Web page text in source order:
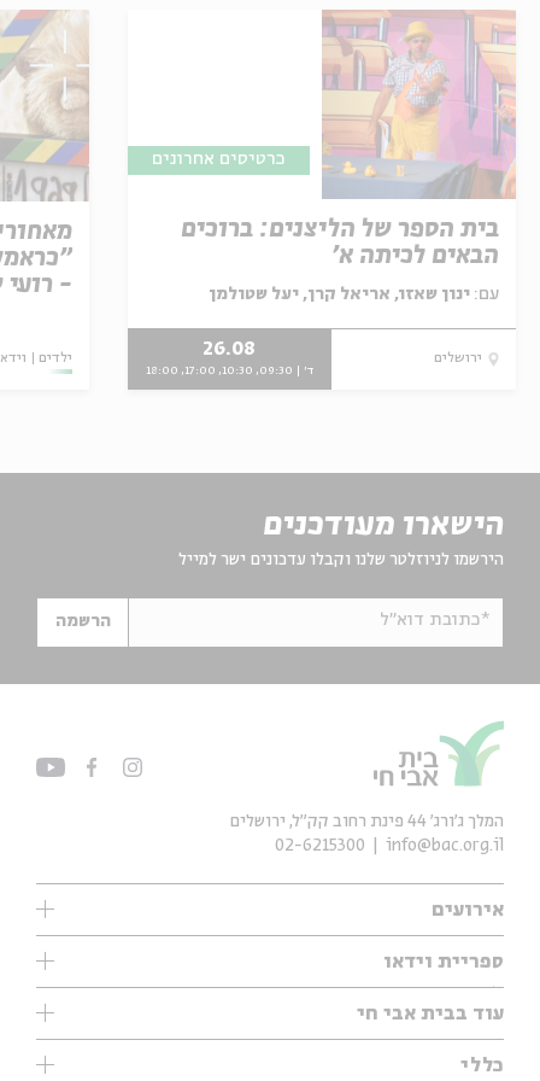
כרטיסים אחרונים
בית הספר של הליצנים: ברוכים
הבאים לכיתה א'
עם: ינון שאזו, אריאל קרן, יעל שטולמן
ירושלים 26.08
ד' | 09:30, 10:30, 17:00, 18:00
- רועי
ילדים
הישארו מעודכנים
הירשמו לניוזלטר שלנו וקבלו עדכונים ישר למייל
*כתובת דוא"ל הרשמה
אירועים
עיון
אנגלית
נוער
ספריית וידאו
ילדים
מוזיקה
עיון
עוד בבית אבי חי
תערוכות
מיוחדים
כללי
המלך ג'ורג' 44 פינת רחוב קק״ל, ירושלים
info@bac.org.il
02-6215300